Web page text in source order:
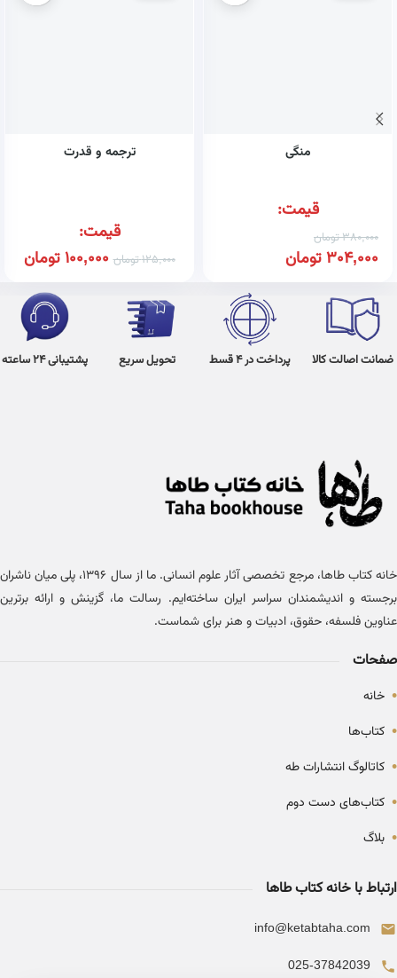
منگی
قیمت:
380,000تومان
304,000تومان
ترجمه و قدرت
قیمت:
125,000تومان 100,000تومان
ضمانت اصالت کالا پرداخت در 4 قسط تحویل سریع پشتیبانی 24 ساعته
خانه کتاب طاها، مرجع تخصصی آثار علوم انسانی. ما از سال ۱۳۹۶، پلی میان ناشران
برجسته و اندیشمندان سراسر ایران ساخته‌ایم. رسالت ما، گزینش و ارائه برترین
عناوین فلسفه، حقوق، ادبیات و هنر برای شماست.
صفحات
• خانه
• کتاب‌ها
• کاتالوگ انتشارات طه
• کتاب‌های دست دوم
• بلاگ
ارتباط با خانه کتاب طاها
info@ketabtaha.com
025-37842039